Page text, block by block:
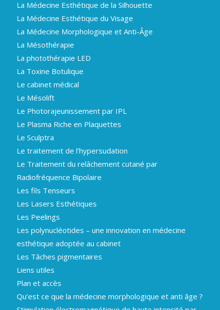
La Médecine Esthétique de la Silhouette
La Médecine Esthétique du Visage
La Médecine Morphologique et Anti-Âge
La Mésothérapie
La photothérapie LED
La Toxine Botulique
Le cabinet médical
Le Mésolift
Le Photorajeunissement par IPL
Le Plasma Riche en Plaquettes
Le Sculptra
Le traitement de l’hypersudation
Le Traitement du relâchement cutané par
Radiofréquence Bipolaire
Les fils Tenseurs
Les Lasers Esthétiques
Les Peelings
Les polynucléotides – une innovation en médecine
esthétique adoptée au cabinet
Les Tâches pigmentaires
Liens utiles
Plan et accès
Qu’est ce que la médecine morphologique et anti âge ?